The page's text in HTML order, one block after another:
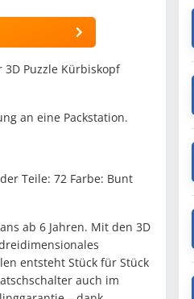
Puzzle Kürbiskopf
an eine Packstation.
Teile: 72 Farbe: Bunt
ab 6 Jahren. Mit den 3D
entsteht Stück für Stück
auch im